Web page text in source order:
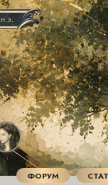
ФОРУМ